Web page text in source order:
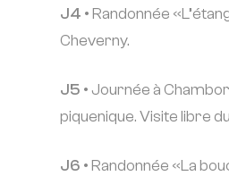
J4 •Randonnée
Cheverny.
J5 • Journée à
piquenique. Visite libre
J6 •Randonnée «La